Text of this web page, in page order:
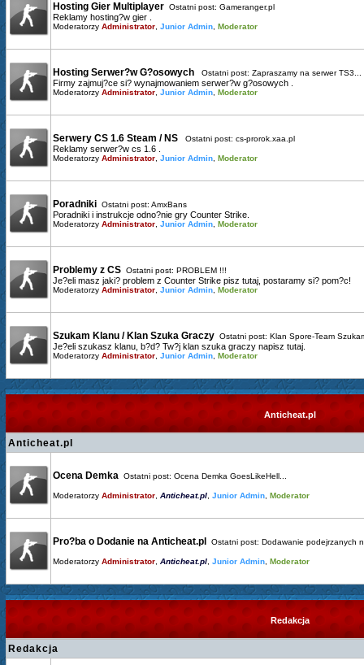
Hosting Gier Multiplayer Ostatni post: Gameranger.pl
Reklamy hosting?w gier .
Moderatorzy Administrator Junior Admin Moderator
Hosting Serwer?w G?osowych Ostatni post: Zapraszamy na serwer TS3...
Firmy zajmuj?ce si? wynajmowaniem serwer?w g?osowych .
Moderatorzy Administrator Junior Admin Moderator
Serwery CS 1.6 Steam / NS Ostatni post: cs-prorok.xaa.pl
Reklamy serwer?w cs 1.6 .
Moderatorzy Administrator Junior Admin Moderator
Poradniki Ostatni post: AmxBans
Poradniki i instrukcje odno?nie gry Counter Strike.
Moderatorzy Administrator Junior Admin Moderator
Problemy z CS Ostatni post: PROBLEM !!!
Je?eli masz jaki? problem z Counter Strike pisz tutaj, postaramy si? pom?c!
Moderatorzy Administrator Junior Admin Moderator
Szukam Klanu / Klan Szuka Graczy Ostatni post: Klan Spore-Team
Je?eli szukasz klanu, b?d? Tw?j klan szuka graczy napisz tutaj.
Moderatorzy Administrator Junior Admin Moderator
Anticheat.pl
Anticheat.pl
Ocena Demka Ostatni post: Ocena Demka GoesLikeHell...
Moderatorzy Administrator Anticheat.pl Junior Admin Moderator
Pro?ba o Dodanie na Anticheat.pl Ostatni post: Dodawanie podejrzanych
Moderatorzy Administrator Anticheat.pl Junior Admin Moderator
Redakcja
Redakcja